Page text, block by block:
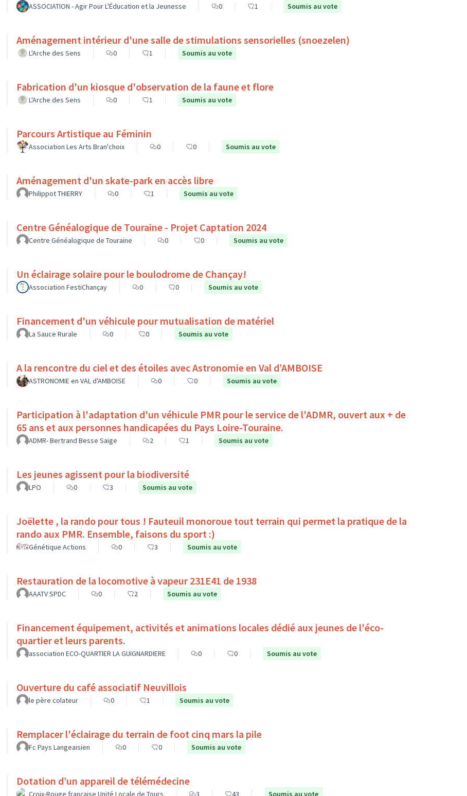
ASSOCIATION - Agir Pour L'Éducation et la Jeunesse 0 1 Soumis au vote
Aménagement intérieur d'une salle de stimulations sensorielles (snoezelen)
L'Arche des Sens 0 1 Soumis au vote
Fabrication d'un kiosque d'observation de la faune et flore
L'Arche des Sens 0 1 Soumis au vote
Parcours Artistique au Féminin
Association Les Arts Bran'choix 0 0 Soumis au vote
Aménagement d'un skate-park en accès libre
Philippot THIERRY 0 1 Soumis au vote
Centre Généalogique de Touraine - Projet Captation 2024
Centre Généalogique de Touraine 0 0 Soumis au vote
Un éclairage solaire pour le boulodrome de Chançay!
Association FestiChançay 0 0 Soumis au vote
Financement d'un véhicule pour mutualisation de matériel
La Sauce Rurale 0 0 Soumis au vote
A la rencontre du ciel et des étoiles avec Astronomie en Val d’AMBOISE
ASTRONOMIE en VAL d'AMBOISE 0 0 Soumis au vote
Participation à l'adaptation d'un véhicule PMR pour le service de l'ADMR, ouvert aux + de
65 ans et aux personnes handicapées du Pays Loire-Touraine.
ADMR- Bertrand Besse Saige 2 1 Soumis au vote
Les jeunes agissent pour la biodiversité
LPO 0 3 Soumis au vote
Joëlette , la rando pour tous ! Fauteuil monoroue tout terrain qui permet la pratique de la
rando aux PMR. Ensemble, faisons du sport :)
Génétique Actions 0 3 Soumis au vote
Restauration de la locomotive à vapeur 231E41 de 1938
AAATV SPDC 0 2 Soumis au vote
Financement équipement, activités et animations locales dédié aux jeunes de l'éco-
quartier et leurs parents.
association ECO-QUARTIER LA GUIGNARDIERE 0 0 Soumis au vote
Ouverture du café associatif Neuvillois
le père colateur 0 1 Soumis au vote
Remplacer l'éclairage du terrain de foot cinq mars la pile
Fc Pays Langeaisien 0 0 Soumis au vote
Dotation d’un appareil de télémédecine
Croix-Rouge française Unité Locale de Tours 3 43 Soumis au vote